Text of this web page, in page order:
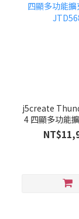
j5create
4 四顯多功能